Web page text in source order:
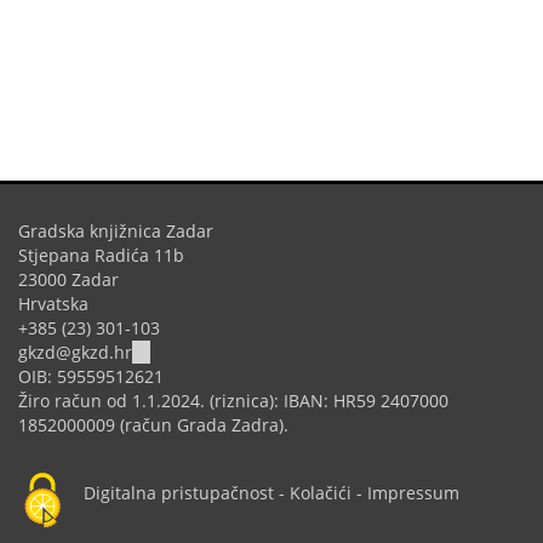
Gradska knjižnica Zadar
Stjepana Radića 11b
23000 Zadar
Hrvatska
+385 (23) 301-103
gkzd@gkzd.hr
sends
e-
mail)
OIB: 59559512621
Žiro račun od 1.1.2024. (riznica): IBAN: HR59 2407000
1852000009 (račun Grada Zadra).
Digitalna pristupačnost - Kolačići - Impressum